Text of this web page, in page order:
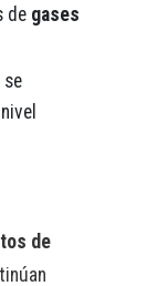
de gases
se
de